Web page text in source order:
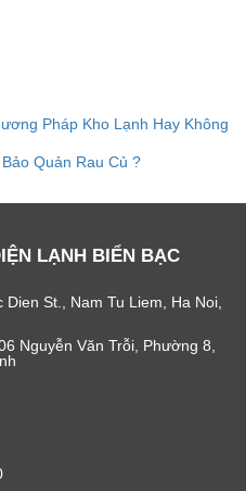
Pháp Kho Lạnh Hay Không
Quản Rau Củ ?
LẠNH BIỂN BẠC
Dien St., Nam Tu Liem, Ha Noi,
Nguyễn Văn Trỗi, Phường 8,